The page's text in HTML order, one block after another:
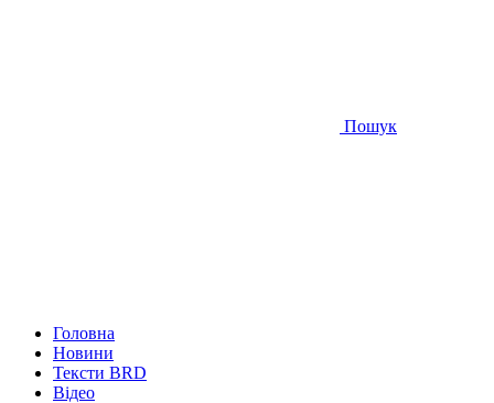
Пошук
Головна
Новини
Тексти BRD
Відео